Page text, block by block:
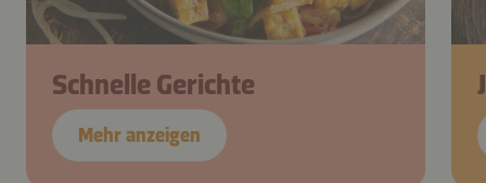
Schnelle Gerichte
Mehr anzeigen